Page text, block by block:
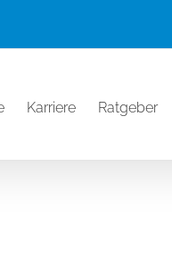
Karriere Ratgeber